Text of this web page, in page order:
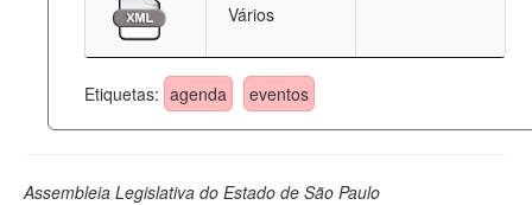
Administração
Legislação
Vários
Etiquetas: agenda eventos
Assembleia Legislativa do Estado de São Paulo